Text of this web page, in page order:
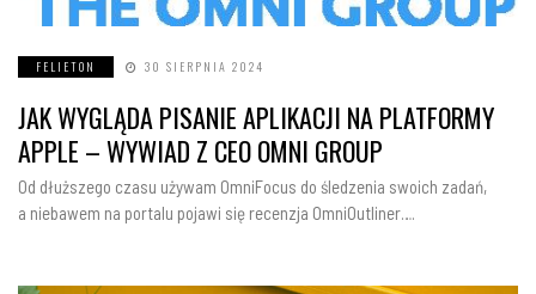
FELIETON 30 SIERPNIA 2024
JAK WYGLĄDA PISANIE APLIKACJI NA PLATFORMY
APPLE – WYWIAD Z CEO OMNI GROUP
Od dłuższego czasu używam OmniFocus do śledzenia swoich zadań,
a niebawem na portalu pojawi się recenzja OmniOutliner….